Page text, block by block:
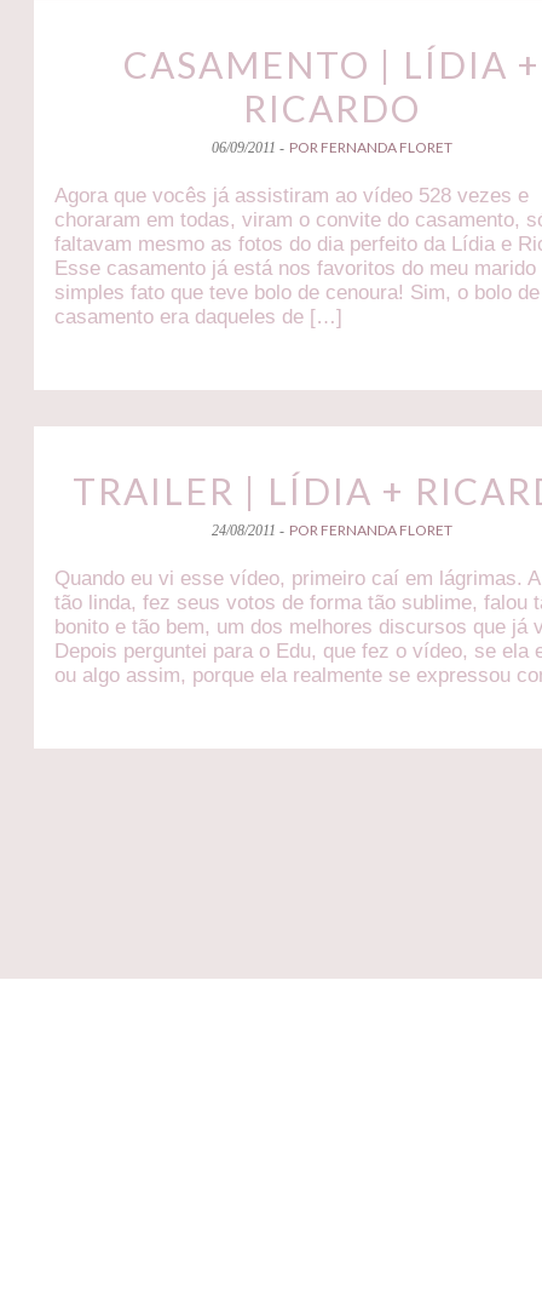
CASAMENTO | LÍDIA +
RICARDO
06/09/2011 - POR FERNANDA FLORET
Agora que vocês já assistiram ao vídeo 528 vezes e
choraram em todas, viram o convite do casamento,
faltavam mesmo as fotos do dia perfeito da Lídia e
Esse casamento já está nos favoritos do meu marido
simples fato que teve bolo de cenoura! Sim, o bolo de
casamento era daqueles de […]
TRAILER | LÍDIA +
24/08/2011 - POR FERNANDA FLORET
Quando eu vi esse vídeo, primeiro caí em lágrimas.
tão linda, fez seus votos de forma tão sublime, falou
bonito e tão bem, um dos melhores discursos que já
Depois perguntei para o Edu, que fez o vídeo, se ela
ou algo assim, porque ela realmente se expressou